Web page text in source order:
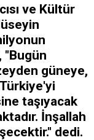
ve Kültür
"Bugün
güneye,
taşıyacak
İnşallah
dedi.